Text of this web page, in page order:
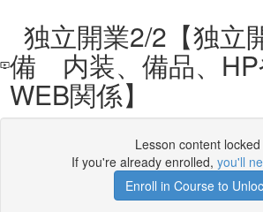
独立開業2/2【独立
備 内装、備品、HP
WEB関係】
Lesson content locked
If you're already enrolled, you'll
Enroll in Course to